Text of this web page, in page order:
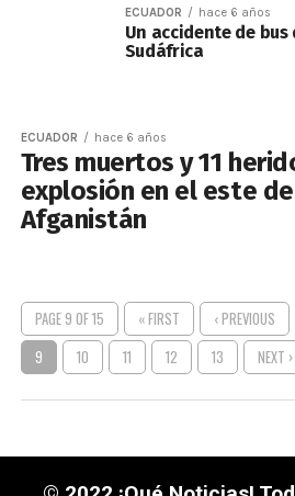
ECUADOR hace 6 años
Un accidente de
Sudáfrica
ECUADOR hace 6 años
Tres muertos y 11
explosión en el este de
Afganistán
PAGE 9 OF 15 « FIRST ‹ PREVIOUS
9
10 11 12 13 NEXT ›